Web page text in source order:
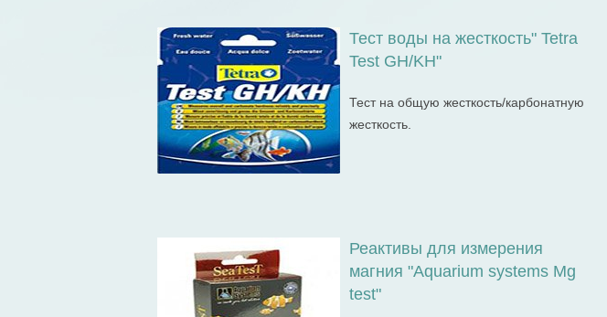
Тест воды на жесткость" Tetra
Test GH/KH"
Тест на общую жесткость/карбонатную
жесткость.
Реактивы для измерения
магния "Aquarium systems Mg
test"